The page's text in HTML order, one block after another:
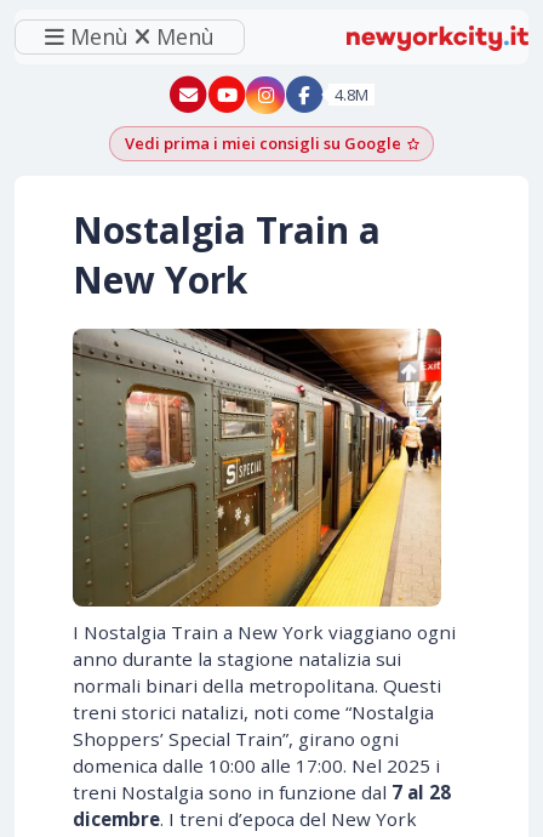
Menù Menù
New York - YouTube
New York - Instagram
4.8M
Vedi prima i miei consigli su Google Aggiungi
Nostalgia Train a
New York
I Nostalgia Train a New York viaggiano ogni
anno durante la stagione natalizia sui
normali binari della metropolitana. Questi
treni storici natalizi, noti come “Nostalgia
Shoppers’ Special Train”, girano ogni
domenica dalle 10:00 alle 17:00. Nel 2025 i
treni Nostalgia sono in funzione dal 7 al 28
dicembre. I treni d’epoca del New York